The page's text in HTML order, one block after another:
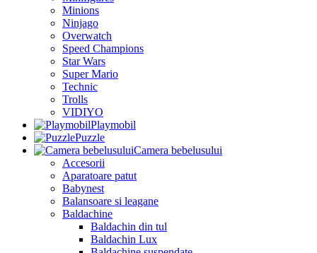
Minions
Ninjago
Overwatch
Speed Champions
Star Wars
Super Mario
Technic
Trolls
VIDIYO
Playmobil
Puzzle
Camera bebelusului
Accesorii
Aparatoare patut
Babynest
Balansoare si leagane
Baldachine
Baldachin din tul
Baldachin Lux